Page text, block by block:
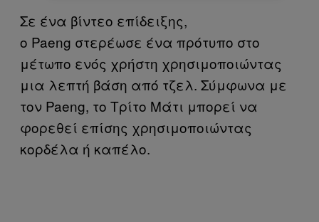
Σε ένα βίντεο επίδειξης,
ο Paeng στερέωσε ένα πρότυπο στο
μέτωπο ενός χρήστη χρησιμοποιώντας
μια λεπτή βάση από τζελ. Σύμφωνα με
τον Paeng, το Τρίτο Μάτι μπορεί να
φορεθεί επίσης χρησιμοποιώντας
κορδέλα ή καπέλο.